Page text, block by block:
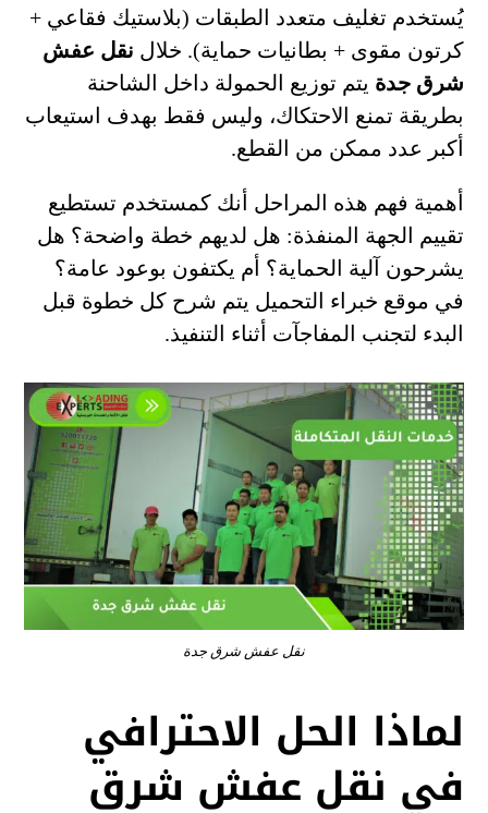
يُستخدم تغليف متعدد الطبقات (بلاستيك فقاعي +
كرتون مقوى + بطانيات حماية). خلال نقل عفش
شرق جدة يتم توزيع الحمولة داخل الشاحنة
بطريقة تمنع الاحتكاك، وليس فقط بهدف استيعاب
أكبر عدد ممكن من القطع.
أهمية فهم هذه المراحل أنك كمستخدم تستطيع
تقييم الجهة المنفذة: هل لديهم خطة واضحة؟ هل
يشرحون آلية الحماية؟ أم يكتفون بوعود عامة؟
في موقع خبراء التحميل يتم شرح كل خطوة قبل
البدء لتجنب المفاجآت أثناء التنفيذ.
نقل عفش شرق جدة
لماذا الحل الاحترافي
في نقل عفش شرق